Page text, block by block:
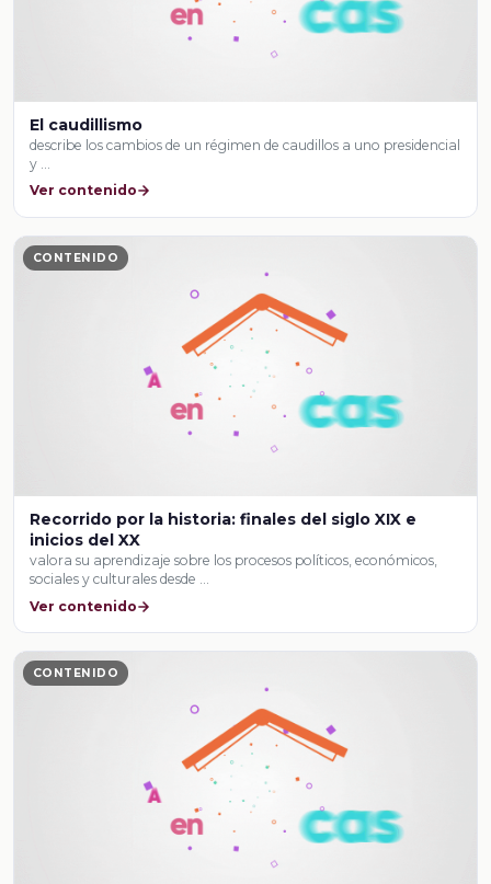
El caudillismo
describe los cambios de un régimen de caudillos a uno presidencial
y …
Ver contenido
CONTENIDO
Recorrido por la historia: finales del siglo XIX e
inicios del XX
valora su aprendizaje sobre los procesos políticos, económicos,
sociales y culturales desde …
Ver contenido
CONTENIDO